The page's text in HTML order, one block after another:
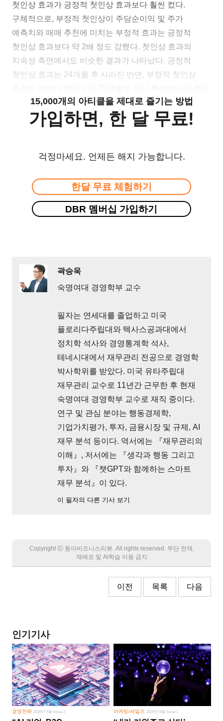
첫인상 효과가 긍정적 첫인상 효과보다 훨씬 컸다.
구체적으로, 부정적 첫인상이 주당순이익 및 주가
예측치와 매매 추천에 미치는 부정적 효과는 긍정적
첫인상 효과보다 약 2배 정도 강했다. 첫인상 효과의
지속성 측면에서도 비슷한 결과가 나타났다. 긍정적
첫인상 효과는 24개월 후 사라진 반면, 부정적 첫인상
15,000개의 아티클을 제대로 즐기는 방법
가입하면, 한 달 무료!
걱정마세요. 언제든 해지 가능합니다.
한달 무료 체험하기
DBR 멤버십 가입하기
곽승욱
숙명여대 경영학부 교수
필자는 연세대를 졸업하고 미국
플로리다주립대와 텍사스공과대에서
정치학 석사와 경영통계학 석사,
테네시대에서 재무관리 전공으로 경영학
박사학위를 받았다. 미국 유타주립대
재무관리 교수로 11년간 근무한 후 현재
숙명여대 경영학부 교수로 재직 중이다.
연구 및 관심 분야는 행동경제학,
기업가치평가, 투자, 금융시장 및 규제, AI
재무 분석 등이다. 역서에는 『재무관리의
이해』, 저서에는 『생각과 행동 그리고
투자』와 『챗GPT와 함께하는 스마트
재무 분석』이 있다.
이 필자의 다른 기사 보기
Copyright Ⓒ 동아비즈니스리뷰. All rights reserved. 무단 전재,
재배포 및 AI학습 이용 금지
이전 목록 다음
인기기사
경영전략2026년 5월 Issue 2 마케팅/세일즈 2026년 8월 Issue 1